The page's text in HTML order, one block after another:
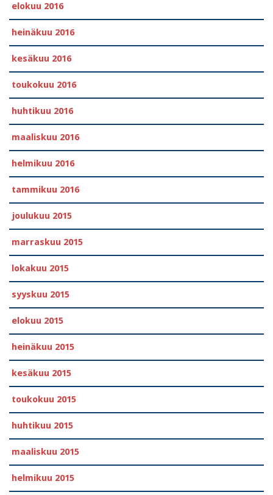
elokuu 2016
heinäkuu 2016
kesäkuu 2016
toukokuu 2016
huhtikuu 2016
maaliskuu 2016
helmikuu 2016
tammikuu 2016
joulukuu 2015
marraskuu 2015
lokakuu 2015
syyskuu 2015
elokuu 2015
heinäkuu 2015
kesäkuu 2015
toukokuu 2015
huhtikuu 2015
maaliskuu 2015
helmikuu 2015